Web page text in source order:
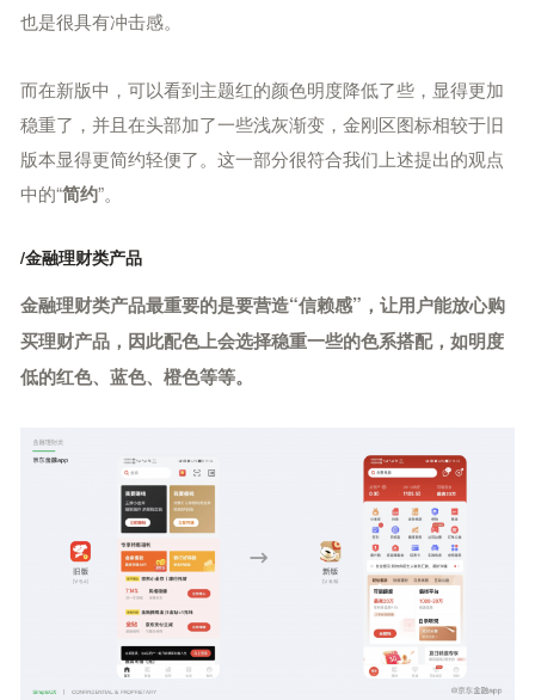
也是很具有冲击感。
而在新版中，可以看到主题红的颜色明度降低了些，显得更加
稳重了，并且在头部加了一些浅灰渐变，金刚区图标相较于旧
版本显得更简约轻便了。 这一部分很符合我们上述提出的观点
中的“简约”。
/金融理财类产品
金融理财类产品最重要的是要营造“信赖感”，让用户能放心购
买理财产品，因此配色上会选择稳重一些的色系搭配，如明度
低的红色、蓝色、橙色等等。